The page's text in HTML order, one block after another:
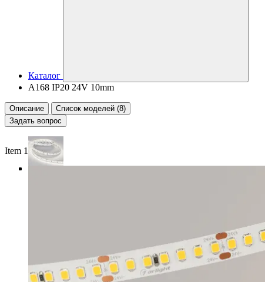
Каталог
A168 IP20 24V 10mm
Описание
Список моделей (8)
Задать вопрос
Item 1 of 5